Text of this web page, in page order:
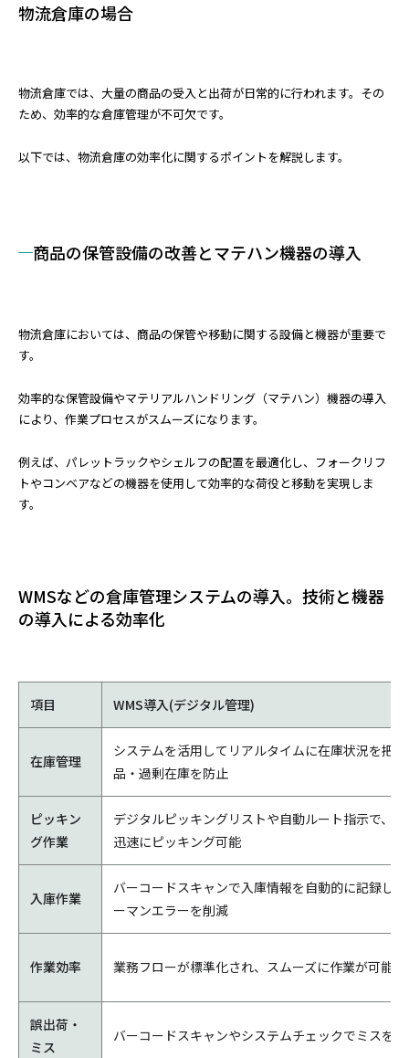
物流倉庫の場合
物流倉庫では、大量の商品の受入と出荷が日常的に行われます。その
ため、効率的な倉庫管理が不可欠です。
以下では、物流倉庫の効率化に関するポイントを解説します。
商品の保管設備の改善とマテハン機器の導入
物流倉庫においては、商品の保管や移動に関する設備と機器が重要で
す。
効率的な保管設備やマテリアルハンドリング（マテハン）機器の導入
により、作業プロセスがスムーズになります。
例えば、パレットラックやシェルフの配置を最適化し、フォークリフ
トやコンベアなどの機器を使用して効率的な荷役と移動を実現しま
す。
WMSなどの倉庫管理システムの導入。技術と機器
の導入による効率化
項目 WMS導入(デジタル管理)
在庫管理
システムを活用してリアルタイムに在庫状況を把
品・過剰在庫を防止
ピッキン
グ作業
デジタルピッキングリストや自動ルート指示で、
迅速にピッキング可能
入庫作業
バーコードスキャンで入庫情報を自動的に記録し
ーマンエラーを削減
作業効率 業務フローが標準化され、スムーズに作業が可能
誤出荷・
ミス
バーコードスキャンやシステムチェックでミスを